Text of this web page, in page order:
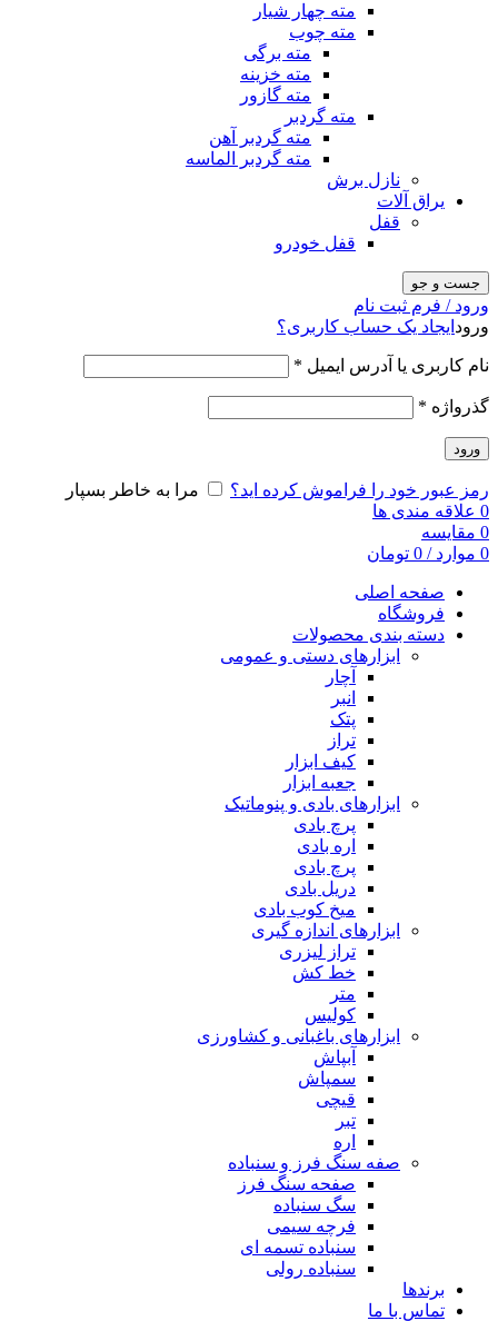
مته چهار شیار
مته چوب
مته برگی
مته خزینه
مته گازور
مته گردبر
مته گردبر آهن
مته گردبر الماسه
نازل برش
یراق آلات
قفل
قفل خودرو
جست و جو
ورود / فرم ثبت نام
ورود ایجاد یک حساب کاربری؟
نام کاربری یا آدرس ایمیل *
گذرواژه *
ورود
رمز عبور خود را فراموش کرده اید؟
مرا به خاطر بسپار
0 علاقه مندی ها
0 مقایسه
0 موارد /
0 تومان
صفحه اصلی
فروشگاه
دسته بندی محصولات
ابزارهای دستی و عمومی
آچار
انبر
پتک
تراز
کیف ابزار
جعبه ابزار
ابزارهای بادی و پنوماتیک
پرچ بادی
اره بادی
پرچ بادی
دریل بادی
میخ کوب بادی
ابزارهای اندازه گیری
تراز لیزری
خط کش
متر
کولیس
ابزارهای باغبانی و کشاورزی
آبپاش
سمپاش
قیچی
تبر
اره
صفه سنگ فرز و سنباده
صفحه سنگ فرز
سگ سنباده
فرچه سیمی
سنباده تسمه ای
سنباده رولی
برندها
تماس با ما